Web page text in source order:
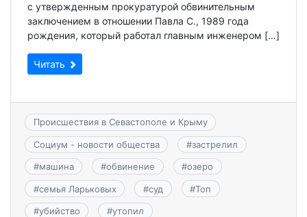
с утвержденным прокуратурой обвинительным
заключением в отношении Павла С., 1989 года
рождения, который работал главным инженером […]
Читать
Происшествия в Севастополе и Крыму
Социум - новости общества #застрелил
#машина #обвинение #озеро
#семья Ларьковых #суд #Топ
#убийство #утопил